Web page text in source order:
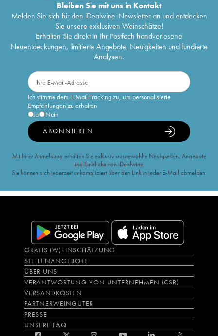
Bleiben Sie mit uns in Kontakt
Melden Sie sich für den iDealwine-Newsletter an und entdecken
Sie unsere exklusiven Weinschätze!
Erhalten Sie direkt in Ihr Postfach handverlesene
Neuentdeckungen, limitierte Angebote, Neuigkeiten und fundierte
Analysen.
Ich stimme dem E-Mail-Tracking zu, um personalisierte
Empfehlungen zu erhalten
Ja
Nein
ABONNIEREN
Mit Ihrer Anmeldung erhalten Sie exklusiv ausgewählte Neuigkeiten, Angebote
und Einblicke von iDealwine.
Sie können sich jederzeit unkompliziert über den Link in jeder E-Mail abmelden.
GRATIS (W)EINSCHÄTZUNG
STELLENANGEBOTE
ÜBER UNS
VERANTWORTUNG VON UNTERNEHMEN (CSR)
VERSANDKOSTEN
PARTNERWEINGÜTER
PRESSE
UNSERE FAQ